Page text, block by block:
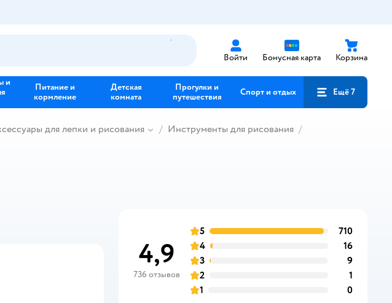
Войти Бонусная карта Корзина
и
Питание и
кормление
Детская
комната
Прогулки и
путешествия
Спорт и отдых Ещё 7
для лепки и рисования
Инструменты для рисования
4,9
736 отзывов
оценка
5 710отзывов
оценка
4 16отзывов
оценка
3 9отзывов
оценка
2 1
оценка
1 0отзывов